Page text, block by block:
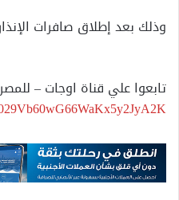
وذلك بعد إطلاق صافرات
تابعوا علي قناة اوجات –